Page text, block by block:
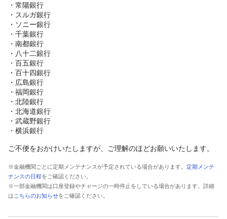
・常陽銀行
・スルガ銀行
・ソニー銀行
・千葉銀行
・南都銀行
・八十二銀行
・百五銀行
・百十四銀行
・広島銀行
・福岡銀行
・北陸銀行
・北海道銀行
・武蔵野銀行
・横浜銀行
ご不便をおかけいたしますが、ご理解のほどお願いいたします。
※金融機関ごとに定期メンテナンスが予定されている場合があります。 定期メンテ
ナンスの日程をご確認ください。
※一部金融機関は口座登録やチャージの一時停止をしている場合があります。詳細
は こちらのお知らせをご確認ください。